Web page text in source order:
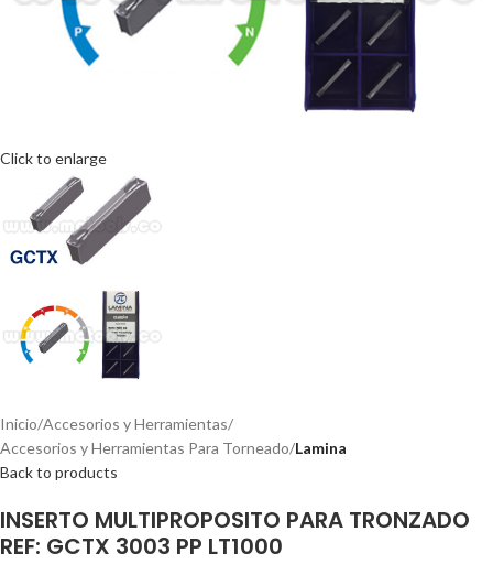
Click to enlarge
Inicio Accesorios y Herramientas
Accesorios y Herramientas Para Torneado Lamina
Back to products
INSERTO MULTIPROPOSITO PARA TRONZADO
REF: GCTX 3003 PP LT1000